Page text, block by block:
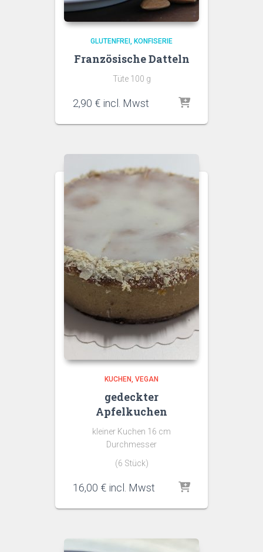
GLUTENFREI KONFISERIE
Französische Datteln
Tüte 100 g
2,90 € incl. Mwst
KUCHEN VEGAN
gedeckter
Apfelkuchen
kleiner Kuchen 16 cm
Durchmesser
(6 Stück)
16,00 € incl. Mwst